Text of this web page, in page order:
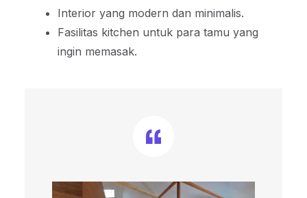
Interior yang modern dan minimalis.
Fasilitas kitchen untuk para tamu yang
ingin memasak.